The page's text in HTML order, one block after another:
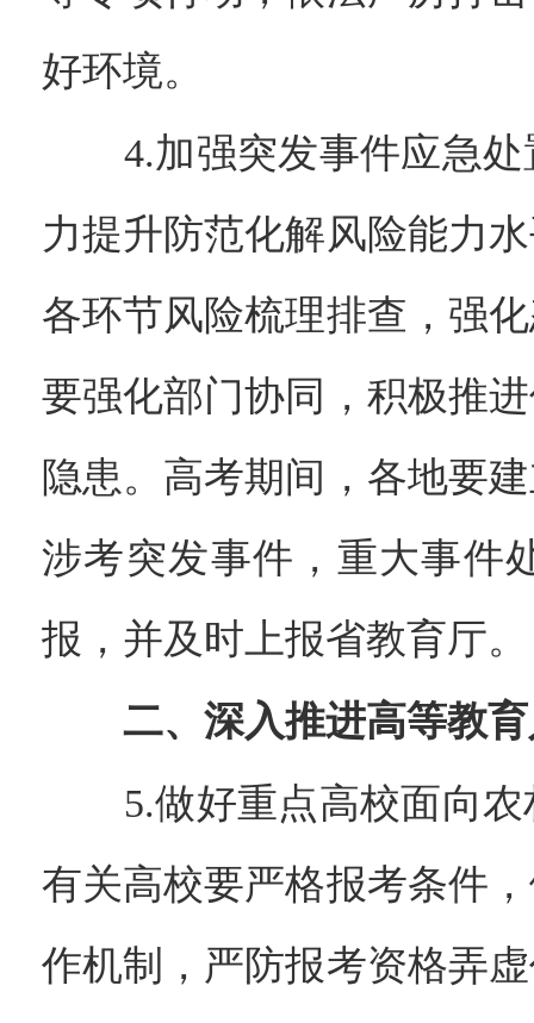
好环境。
4.加强突发事件应急处
力提升防范化解风险能力
各环节风险梳理排查，强
要强化部门协同，积极推
隐患。高考期间，各地要
涉考突发事件，重大事件
报，并及时上报省教育厅。
二、深入推进高等教育
5.做好重点高校面向农
有关高校要严格报考条件
作机制，严防报考资格弄